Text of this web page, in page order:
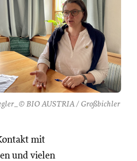
BIO AUSTRIA / Großbichler
mit
und vielen